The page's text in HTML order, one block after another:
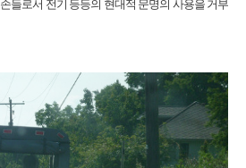
들로서 전기 등등의 현대적 문명의 사용을 거부